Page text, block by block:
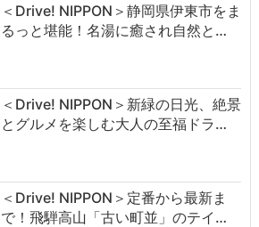
＜Drive! NIPPON＞静岡県伊東市をま
るっと堪能！名湯に癒され自然と…
＜Drive! NIPPON＞新緑の日光、絶景
とグルメを楽しむ大人の至福ドラ…
＜Drive! NIPPON＞定番から最新ま
で！飛騨高山「古い町並」のテイ…